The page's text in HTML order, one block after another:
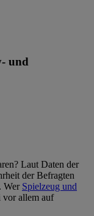
und
Laut Daten der
der Befragten
Wer Spielzeug und
vor allem auf